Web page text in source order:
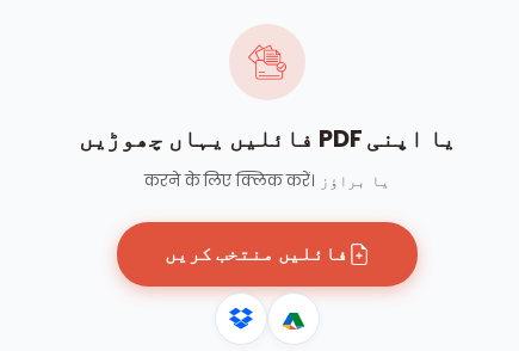
یا اپنی PDF فائلیں یہاں چھوڑیں
یا براؤز करने के लिए क्लिक करें।
فائلیں منتخب کریں